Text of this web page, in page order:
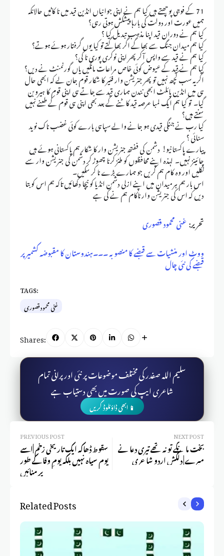
71 کے فوجی پوچھتے ہیں کیا ہم نے اپنی جوانیاں انڈین قید میں نا کاٹیں حالانکہ
ہمیں عورت اور دولت کی بارہا پیشکش ہوتی رہی؟
کیا ہم نے دوران قید اپنا مذہب تبدیل کیا ؟
کیا ہم میدان جنگ سے بھاگے اگر بھاگتے تو کیا یوں گرفتار ہوئے ہوتے؟
کیا ہم نے قید سے واپس آکر پھر اپنی نوکری پوری نا کی؟
کیا ہم نے قید کے عیوض کوئی خاص مراعات مانگیں یاں گورنمنٹ نے دیں؟
اگر یہ سب کچھ نہیں تو پھر جنریشن وار فئیر کا شکار قوم جان لے کہ ابھی حال
ہی میں انڈین پائلٹ ابھی نندن ہماری قید سے جاتے ہی اپنی قوم کا ہیرو بن
گیا۔ تو کیا ہم ایک لمبا عرصہ قید کاٹنے کے بعد بھی اپنی ہی قوم کے طعنے نہیں
سنتے ہیں؟
کیا رب نے جنگی قیدی ہو جانے والے سپاہی بارے کوئی غضب ناک نوید
سنائی ؟
پیارے پاکستانیو! دشمن کی ففتھ جنریشن وار کا شکار ہم پاکستانی ہوئے ہیں
چائینز نہیں۔ لہذہ اپنے محافظوں کو طنز کرنا چھوڑ کر دشمن کی جنریشن وار سے
نکلیں اور وہ کام ہم کریں جو ہمارے بڑے نا کر سکیں۔
اس بار ہم ہر میدان میں اپنے ازلی دشمن انڈیا کو نیچا دکھائیں تاکہ ہم اس کو بتا
دیں کہ اس کی جنریشن وار ناکام ہم نے کی ہے
تحریر:غنی محمود قصوری
ووٹ اور منشیات سے قبضے کا منصوبہ ۔۔۔ہندوستان کا مقبوضہ کشمیر پر
قبضے کی نئی چال
TAGS:
غنی محمود قصوری
Shares:
سلیم اللہ صفدر کی مختلف موضوعات پر نئی اور پرانی تمام
شاعری ایپ کی صورت میں بھی دستیاب ہے
📱 ابھی ڈاؤنلوڈ کریں
PREVIOUS POST
سقوط ڈھاکہ ایک تاریخی زخم |اسے
یوم سیاہ نہیں بلکہ یومِ وفا کے طور
پر منائیں
NEXT POST
بخت مانگے تو نہ تھے تیری دعا نے
میرے | دلکش اردو شاعری
Related Posts